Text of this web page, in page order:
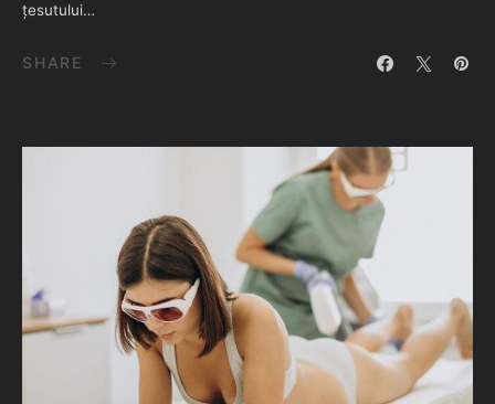
țesutului…
SHARE